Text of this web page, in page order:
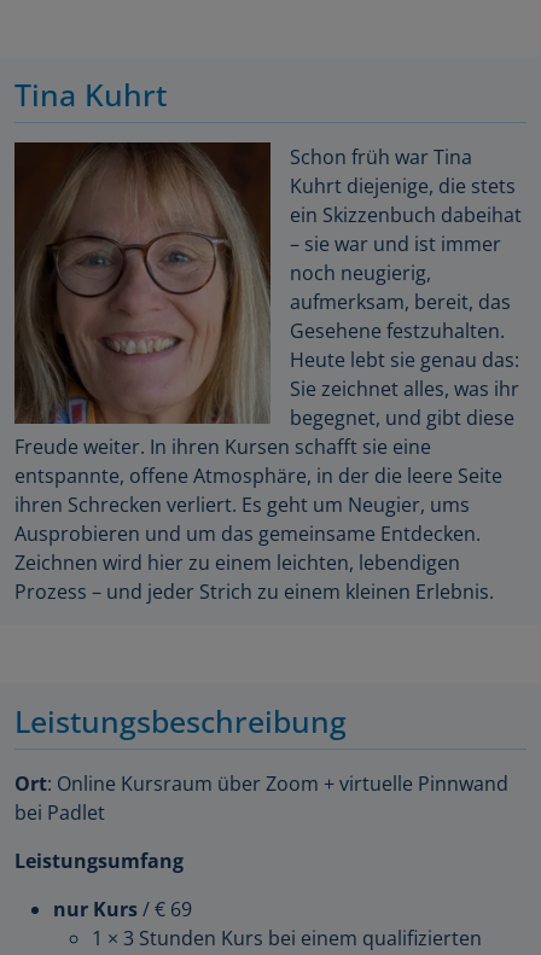
Tina Kuhrt
Schon früh war Tina
Kuhrt diejenige, die stets
ein Skizzenbuch dabeihat
– sie war und ist immer
noch neugierig,
aufmerksam, bereit, das
Gesehene festzuhalten.
Heute lebt sie genau das:
Sie zeichnet alles, was ihr
begegnet, und gibt diese
Freude weiter. In ihren Kursen schafft sie eine
entspannte, offene Atmosphäre, in der die leere Seite
ihren Schrecken verliert. Es geht um Neugier, ums
Ausprobieren und um das gemeinsame Entdecken.
Zeichnen wird hier zu einem leichten, lebendigen
Prozess – und jeder Strich zu einem kleinen Erlebnis.
Leistungsbeschreibung
Ort: Online Kursraum über Zoom + virtuelle Pinnwand
bei Padlet
Leistungsumfang
nur Kurs/ € 69
1 × 3 Stunden Kurs bei einem qualifizierten